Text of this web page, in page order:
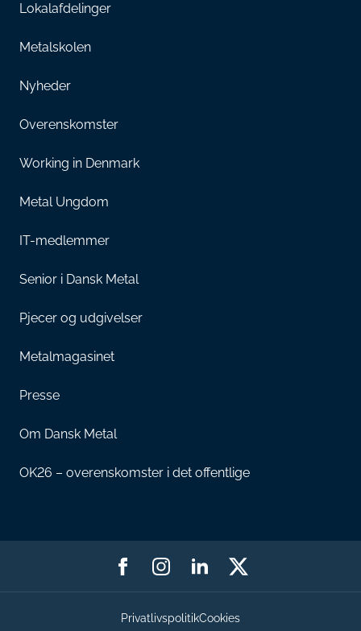
Lokalafdelinger
Metalskolen
Nyheder
Overenskomster
Working in Denmark
Metal Ungdom
IT-medlemmer
Senior i Dansk Metal
Pjecer og udgivelser
Metalmagasinet
Presse
Om Dansk Metal
OK26 – overenskomster i det offentlige
PrivatlivspolitikCookies